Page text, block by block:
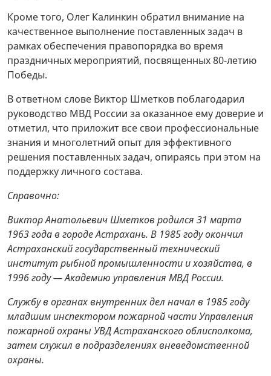
Кроме того, Олег Калинкин обратил внимание на
качественное выполнение поставленных задач в
рамках обеспечения правопорядка во время
праздничных мероприятий, посвященных 80-летию
Победы.
В ответном слове Виктор Шметков поблагодарил
руководство МВД России за оказанное ему доверие и
отметил, что приложит все свои профессиональные
знания и многолетний опыт для эффективного
решения поставленных задач, опираясь при этом на
поддержку личного состава.
Справочно:
Виктор Анатольевич Шметков родился 31 марта
1963 года в городе Астрахань. В 1985 году окончил
Астраханский государственный технический
институт рыбной промышленности и хозяйства, в
1996 году — Академию управления МВД России.
Службу в органах внутренних дел начал в 1985 году
младшим инспектором пожарной части Управления
пожарной охраны УВД Астраханского облисполкома,
затем служил в подразделениях вневедомственной
охраны.